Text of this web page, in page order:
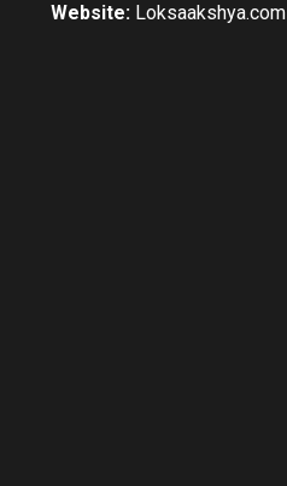
Website: Loksaakshya.com